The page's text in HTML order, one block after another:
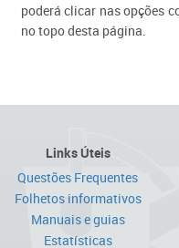
poderá clicar nas opções
no topo desta página.
Links Úteis
Questões Frequentes
Folhetos informativos
Manuais e guias
Estatísticas